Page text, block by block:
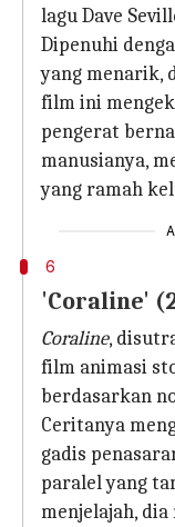
lagu Dave
Dipenuhi
yang menarik,
film ini
pengerat
manusianya,
yang ramah
6
'Coraline'
Coraline,
film animasi
berdasarkan
Ceritanya
gadis
paralel yang
menjelajah,